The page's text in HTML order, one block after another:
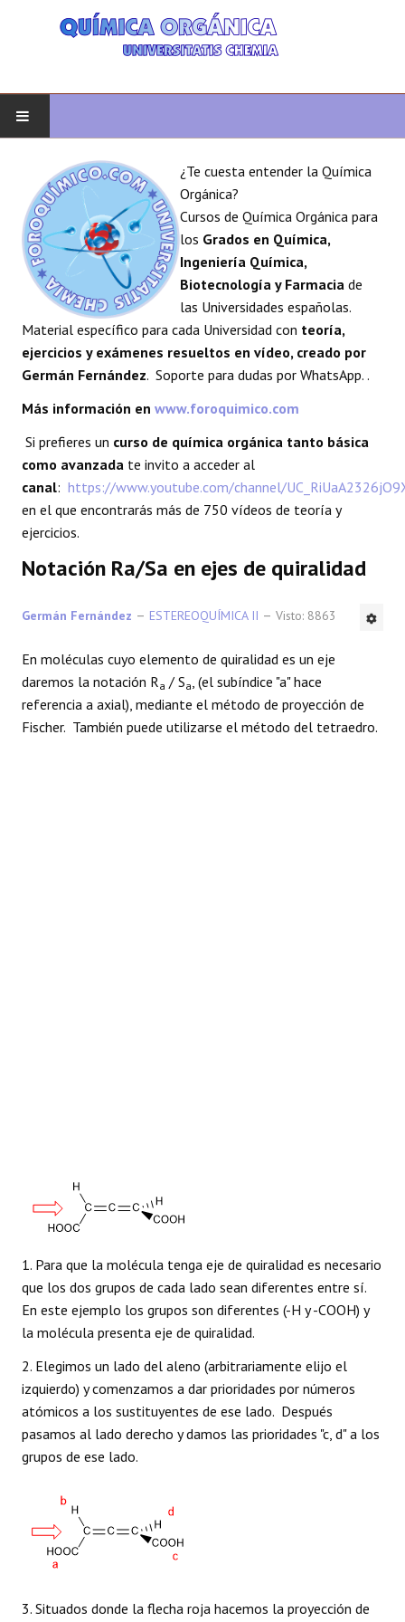
QUÍMICA ORGÁNICA
ORGÁNICA AVANZADA
HETEROCICLOS
SÍNTESIS
ESPECTROSCOPÍA
¿Te cuesta entender la Química
Orgánica?
Cursos de Química Orgánica para
los Grados en Química,
Ingeniería Química,
Biotecnología y Farmacia de
las Universidades españolas.
Material específico para cada Universidad con teoría,
ejercicios y exámenes resueltos en vídeo, creado por
Germán Fernández. Soporte para dudas por WhatsApp. .
Más información en www.foroquimico.com
Si prefieres un curso de química orgánica tanto básica
como avanzada te invito a acceder al
canal: https://www.youtube.com/channel/
en el que encontrarás más de 750 vídeos de teoría y
ejercicios.
Notación Ra/Sa en ejes de quiralidad
Germán Fernández ESTEREOQUÍMICA II Visto: 8863
En moléculas cuyo elemento de quiralidad es un eje
daremos la notación Ra / Sa, (el subíndice "a" hace
referencia a axial), mediante el método de proyección de
Fischer. También puede utilizarse el método del tetraedro.
1. Para que la molécula tenga eje de quiralidad es necesario
que los dos grupos de cada lado sean diferentes entre sí.
En este ejemplo los grupos son diferentes (-H y -COOH) y
la molécula presenta eje de quiralidad.
2. Elegimos un lado del aleno (arbitrariamente elijo el
izquierdo) y comenzamos a dar prioridades por números
atómicos a los sustituyentes de ese lado. Después
pasamos al lado derecho y damos las prioridades "c, d" a los
grupos de ese lado.
3. Situados donde la flecha roja hacemos la proyección de